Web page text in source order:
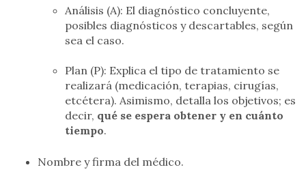
Análisis (A): El diagnóstico concluyente,
posibles diagnósticos y descartables, según
sea el caso.
Plan (P): Explica el tipo de tratamiento se
realizará (medicación, terapias, cirugías,
etcétera). Asimismo, detalla los objetivos; es
decir, qué se espera obtener y en cuánto
tiempo.
Nombre y firma del médico.